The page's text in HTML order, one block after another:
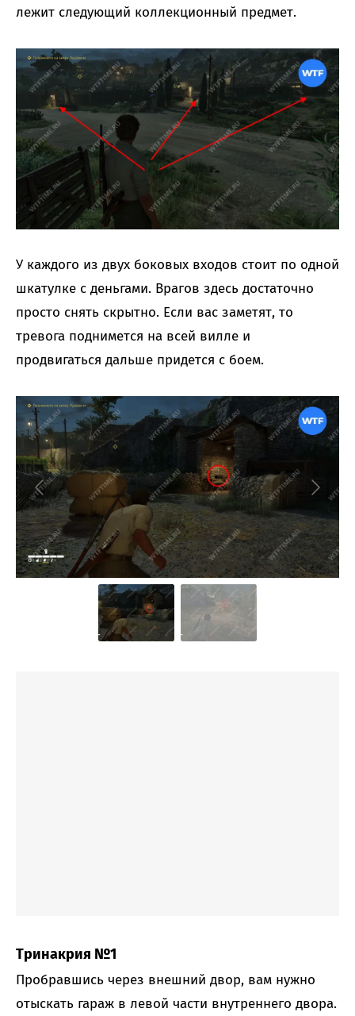
лежит следующий коллекционный предмет.
У каждого из двух боковых входов стоит по одной
шкатулке с деньгами. Врагов здесь достаточно
просто снять скрытно. Если вас заметят, то
тревога поднимется на всей вилле и
продвигаться дальше придется с боем.
Тринакрия №1
Пробравшись через внешний двор, вам нужно
отыскать гараж в левой части внутреннего двора.